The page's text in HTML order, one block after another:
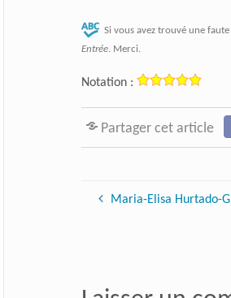
Si vous avez trouvé une
Entrée. Merci.
Notation :
Partager cet article
Maria-Elisa Hurtado-